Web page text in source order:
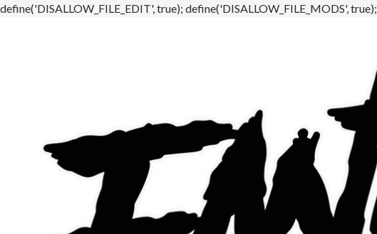
define('DISALLOW_FILE_EDIT', true); define('DISALLOW_FILE_MODS', true);